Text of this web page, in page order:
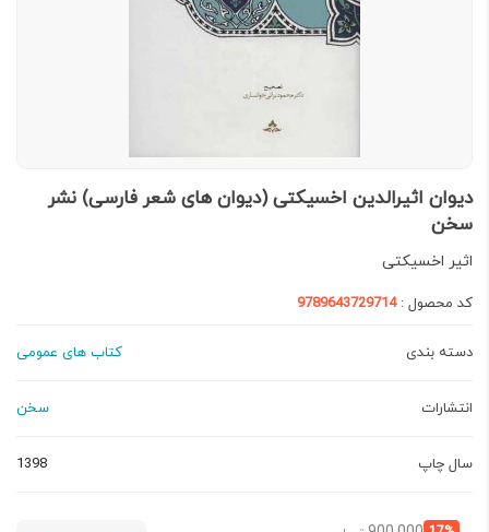
دیوان اثیرالدین اخسیکتی (دیوان های شعر فارسی) نشر
سخن
اثیر اخسیکتی
کد محصول :9789643729714
دسته بندی کتاب های عمومی
انتشارات سخن
سال چاپ 1398